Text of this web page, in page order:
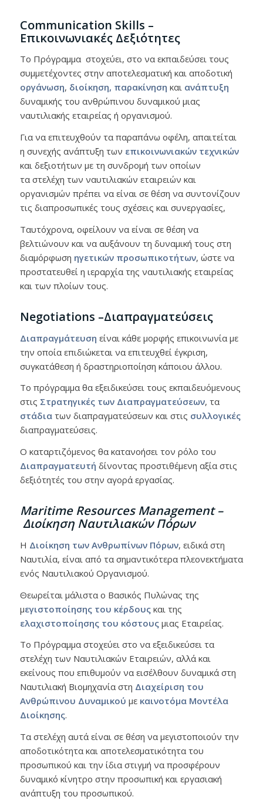
Communication Skills –
Επικοινωνιακές Δεξιότητες
Το Πρόγραμμα στοχεύει, στο να εκπαιδεύσει τους
συμμετέχοντες στην αποτελεσματική και αποδοτική
οργάνωση, διοίκηση, παρακίνηση και ανάπτυξη
δυναμικής του ανθρώπινου δυναμικού μιας
ναυτιλιακής εταιρείας ή οργανισμού.
Για να επιτευχθούν τα παραπάνω οφέλη, απαιτείται
η συνεχής ανάπτυξη των επικοινωνιακών τεχνικών
και δεξιοτήτων με τη συνδρομή των οποίων
τα στελέχη των ναυτιλιακών εταιρειών και
οργανισμών πρέπει να είναι σε θέση να συντονίζουν
τις διαπροσωπικές τους σχέσεις και συνεργασίες,
Ταυτόχρονα, οφείλουν να είναι σε θέση να
βελτιώνουν και να αυξάνουν τη δυναμική τους στη
διαμόρφωση ηγετικών προσωπικοτήτων, ώστε να
προστατευθεί η ιεραρχία της ναυτιλιακής εταιρείας
και των πλοίων τους.
Negotiations –Διαπραγματεύσεις
Διαπραγμάτευση είναι κάθε μορφής επικοινωνία με
την οποία επιδιώκεται να επιτευχθεί έγκριση,
συγκατάθεση ή δραστηριοποίηση κάποιου άλλου.
Το πρόγραμμα θα εξειδικεύσει τους εκπαιδευόμενους
στις Στρατηγικές των Διαπραγματεύσεων, τα
στάδιατων διαπραγματεύσεων και στις συλλογικές
διαπραγματεύσεις.
Ο καταρτιζόμενος θα κατανοήσει τον ρόλο του
Διαπραγματευτή δίνοντας προστιθέμενη αξία στις
δεξιότητές του στην αγορά εργασίας.
Maritime Resources Management –
Διοίκηση Ναυτιλιακών Πόρων
Η Διοίκηση των Ανθρωπίνων Πόρων, ειδικά στη
Ναυτιλία, είναι από τα σημαντικότερα πλεονεκτήματα
ενός Ναυτιλιακού Οργανισμού.
Θεωρείται μάλιστα ο Βασικός Πυλώνας της
μεγιστοποίησης του κέρδουςκαι της
ελαχιστοποίησης του κόστουςμιας Εταιρείας.
Το Πρόγραμμα στοχεύει στο να εξειδικεύσει τα
στελέχη των Ναυτιλιακών Εταιρειών, αλλά και
εκείνους που επιθυμούν να εισέλθουν δυναμικά στη
Ναυτιλιακή Βιομηχανία στη Διαχείριση του
Ανθρώπινου Δυναμικού με καινοτόμα Μοντέλα
Διοίκησης.
Τα στελέχη αυτά είναι σε θέση να μεγιστοποιούν την
αποδοτικότητα και αποτελεσματικότητα του
προσωπικού και την ίδια στιγμή να προσφέρουν
δυναμικό κίνητρο στην προσωπική και εργασιακή
ανάπτυξη του προσωπικού.